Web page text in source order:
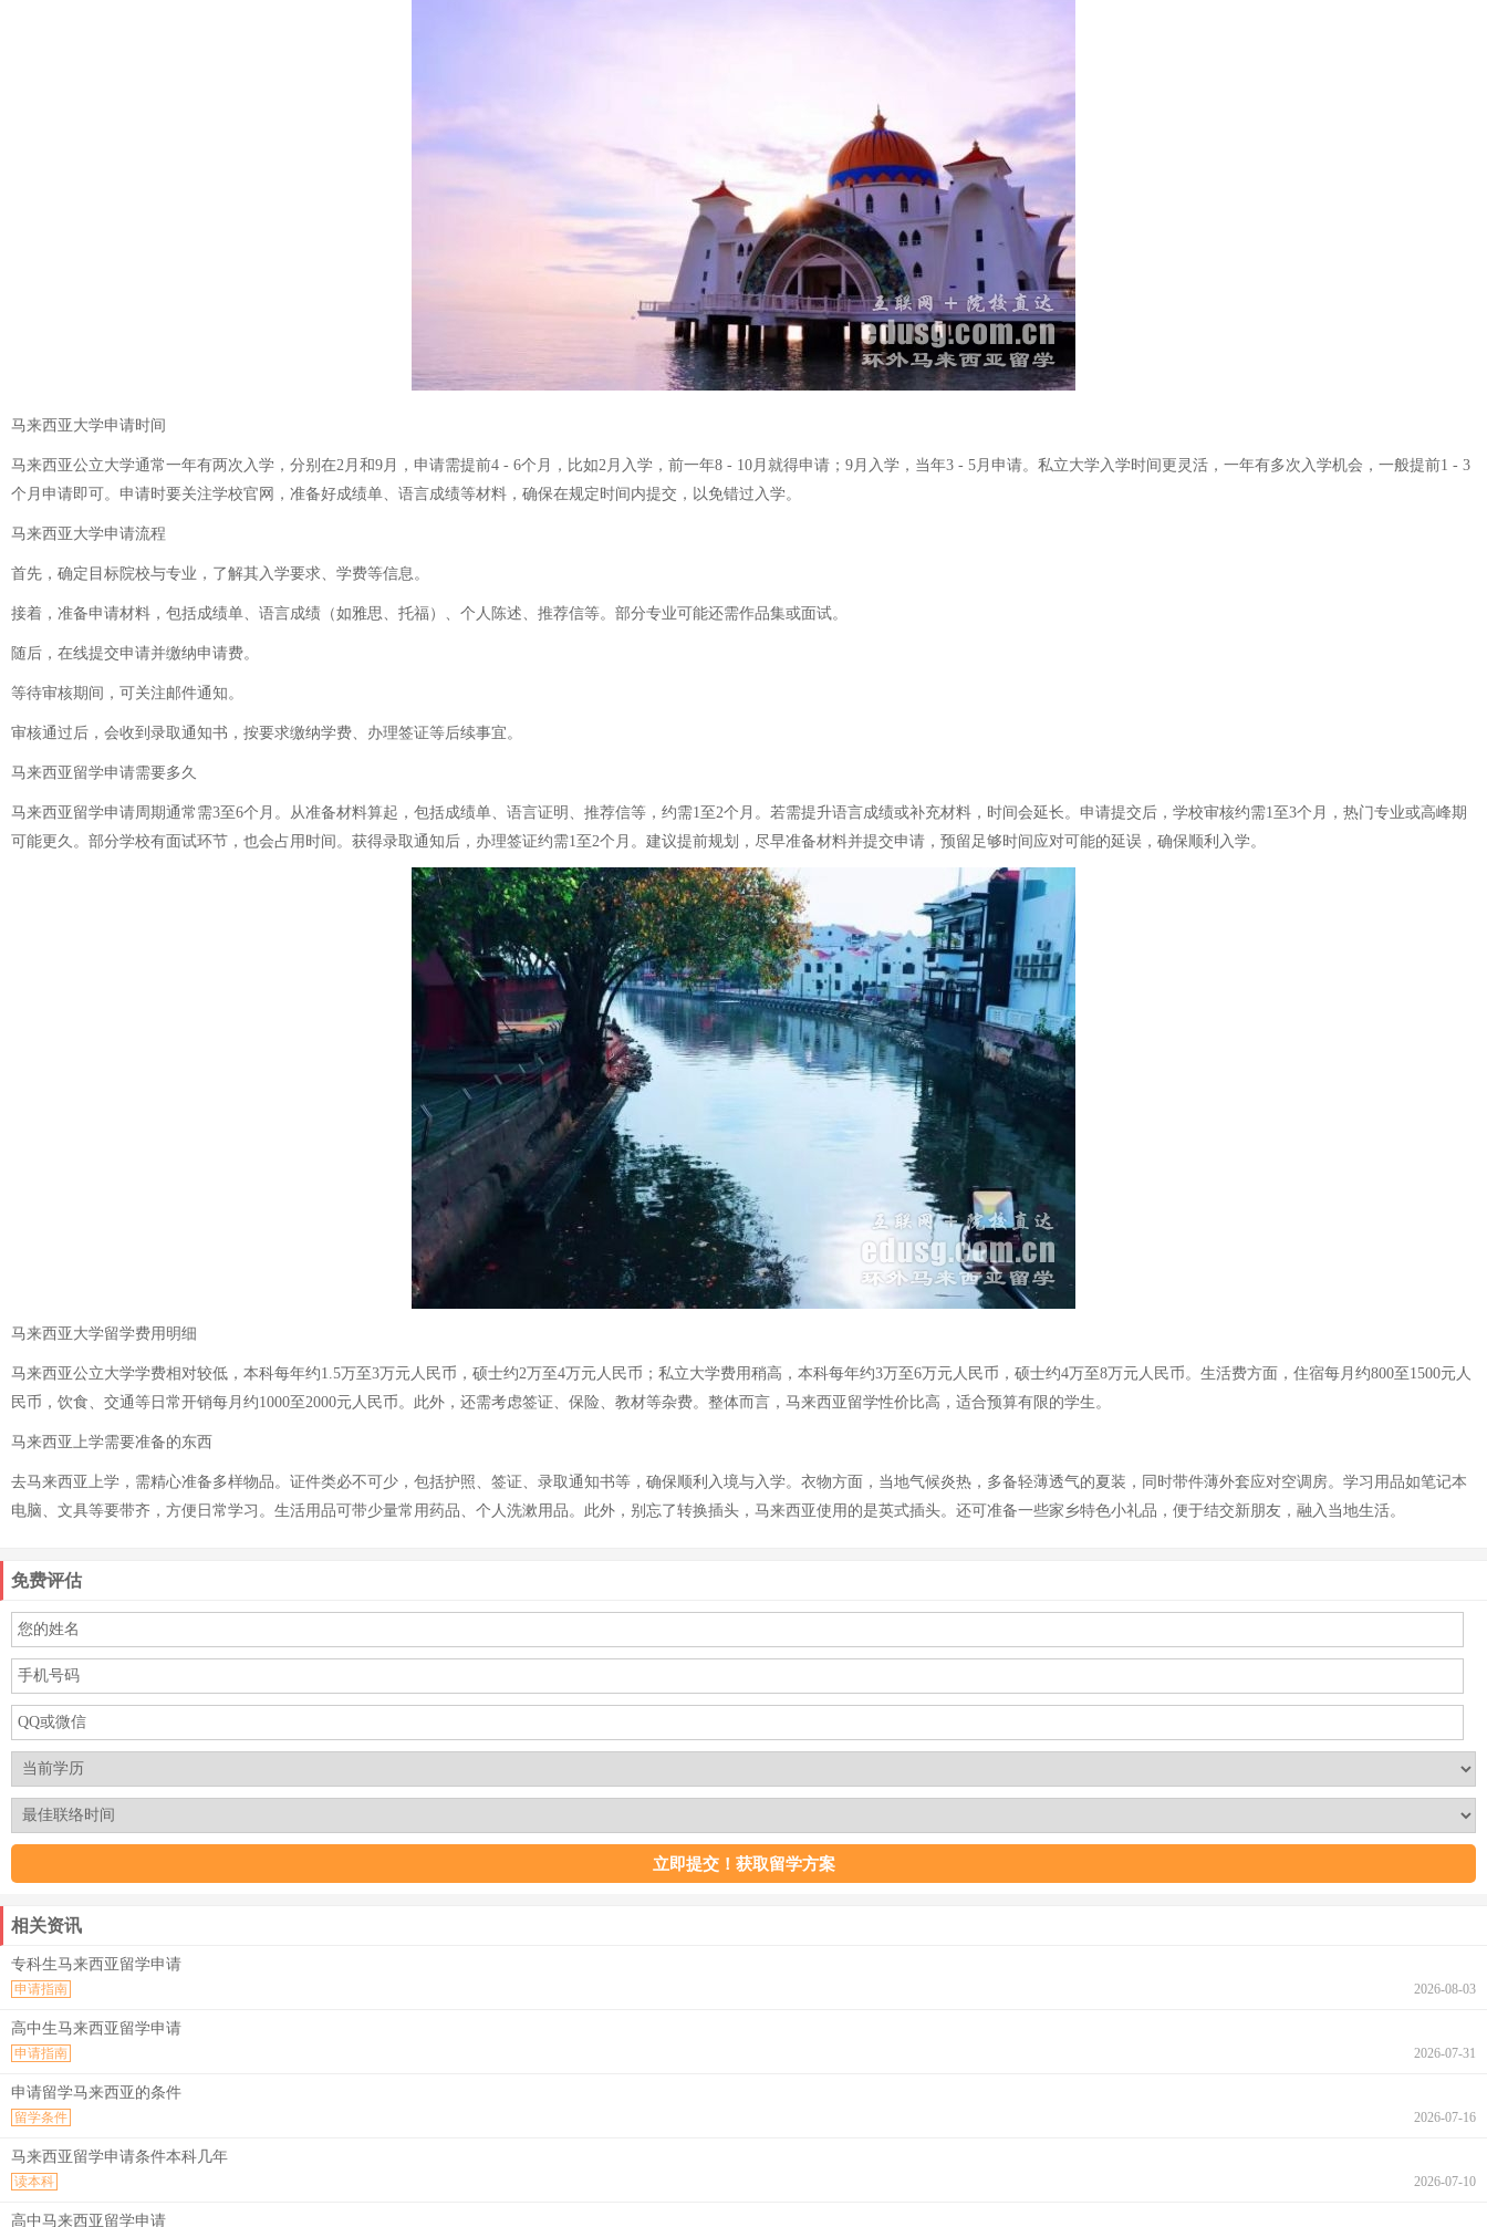
马来西亚大学申请时间
马来西亚公立大学通常一年有两次入学，分别在2月和9月，申请需提前4 - 6个月，比如2月入学，前一年8 - 10月就得申请；9月入学，当年3 - 5月申请。私立大学入学时间更灵活，一年有多次入学机会，一般提前1 - 3
个月申请即可。申请时要关注学校官网，准备好成绩单、语言成绩等材料，确保在规定时间内提交，以免错过入学。
马来西亚大学申请流程
首先，确定目标院校与专业，了解其入学要求、学费等信息。
接着，准备申请材料，包括成绩单、语言成绩（如雅思、托福）、个人陈述、推荐信等。部分专业可能还需作品集或面试。
随后，在线提交申请并缴纳申请费。
等待审核期间，可关注邮件通知。
审核通过后，会收到录取通知书，按要求缴纳学费、办理签证等后续事宜。
马来西亚留学申请需要多久
马来西亚留学申请周期通常需3至6个月。从准备材料算起，包括成绩单、语言证明、推荐信等，约需1至2个月。若需提升语言成绩或补充材料，时间会延长。申请提交后，学校审核约需1至3个月，热门专业或高峰期
可能更久。部分学校有面试环节，也会占用时间。获得录取通知后，办理签证约需1至2个月。建议提前规划，尽早准备材料并提交申请，预留足够时间应对可能的延误，确保顺利入学。
马来西亚大学留学费用明细
马来西亚公立大学学费相对较低，本科每年约1.5万至3万元人民币，硕士约2万至4万元人民币；私立大学费用稍高，本科每年约3万至6万元人民币，硕士约4万至8万元人民币。生活费方面，住宿每月约800至1500元人
民币，饮食、交通等日常开销每月约1000至2000元人民币。此外，还需考虑签证、保险、教材等杂费。整体而言，马来西亚留学性价比高，适合预算有限的学生。
马来西亚上学需要准备的东西
去马来西亚上学，需精心准备多样物品。证件类必不可少，包括护照、签证、录取通知书等，确保顺利入境与入学。衣物方面，当地气候炎热，多备轻薄透气的夏装，同时带件薄外套应对空调房。学习用品如笔记本
电脑、文具等要带齐，方便日常学习。生活用品可带少量常用药品、个人洗漱用品。此外，别忘了转换插头，马来西亚使用的是英式插头。还可准备一些家乡特色小礼品，便于结交新朋友，融入当地生活。
免费评估
相关资讯
专科生马来西亚留学申请
2026-08-03
申请指南
高中生马来西亚留学申请
2026-07-31
申请指南
申请留学马来西亚的条件
2026-07-16
留学条件
马来西亚留学申请条件本科几年
2026-07-10
读本科
高中马来西亚留学申请